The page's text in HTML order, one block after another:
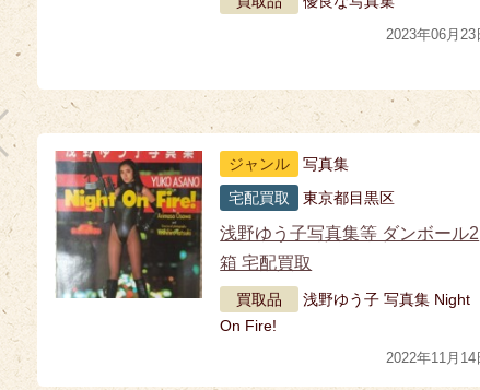
2023年06月23
ジャンル
写真集
宅配買取
東京都目黒区
浅野ゆう子写真集等 ダンボール2
箱 宅配買取
買取品
浅野ゆう子 写真集 Night
On Fire!
2022年11月14